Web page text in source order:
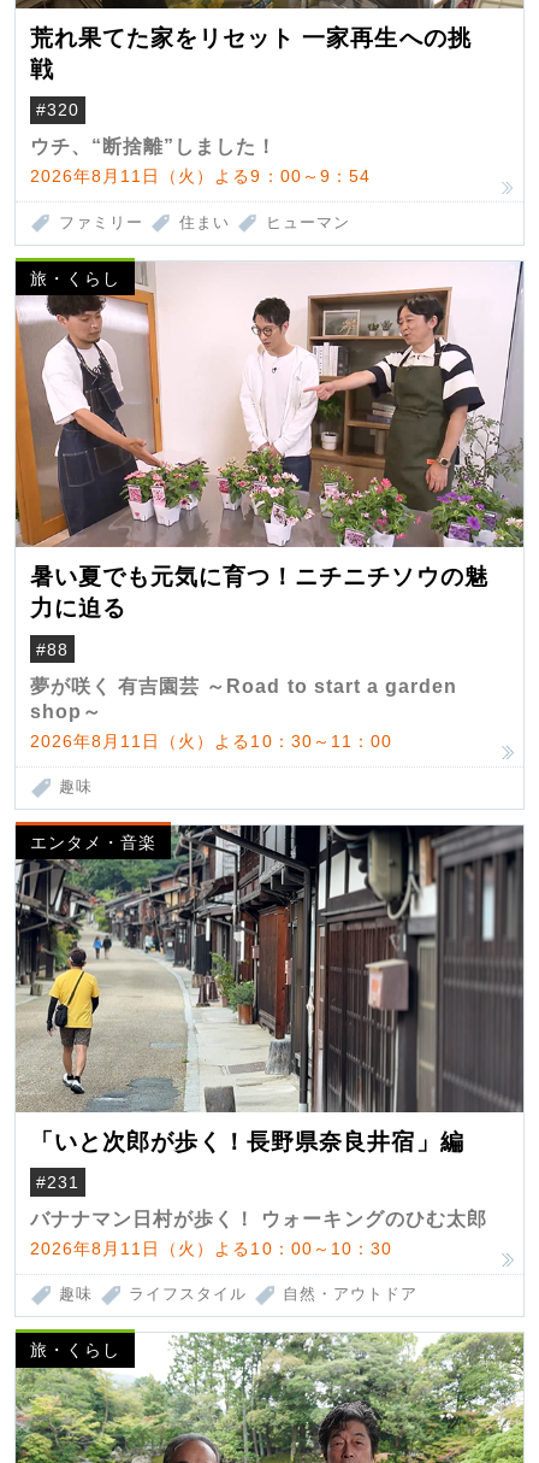
荒れ果てた家をリセット 一家再生への挑
戦
#320
ウチ、“断捨離”しました！
2026年8月11日（火）よる9：00～9：54
ファミリー 住まい ヒューマン
旅・くらし
暑い夏でも元気に育つ！ニチニチソウの魅
力に迫る
#88
夢が咲く 有吉園芸 ～Road to start a garden
shop～
2026年8月11日（火）よる10：30～11：00
趣味
エンタメ・音楽
「いと次郎が歩く！長野県奈良井宿」編
#231
バナナマン日村が歩く！ ウォーキングのひむ太郎
2026年8月11日（火）よる10：00～10：30
趣味 ライフスタイル 自然・アウトドア
旅・くらし